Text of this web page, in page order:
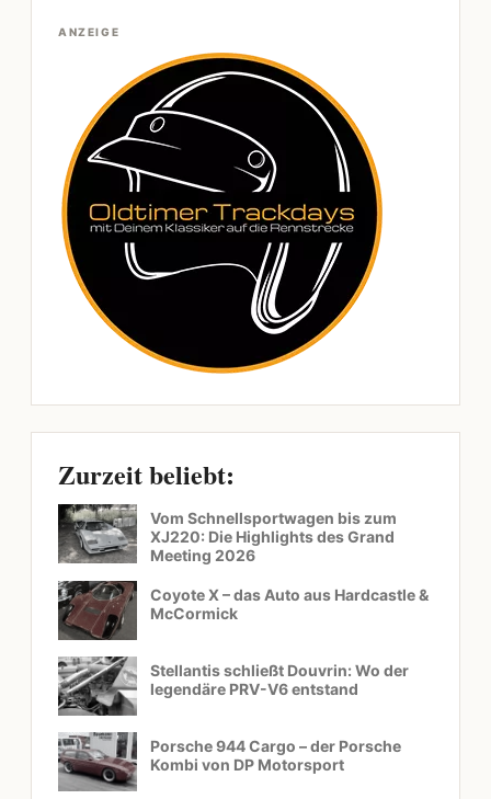
ANZEIGE
Zurzeit beliebt:
Vom Schnellsportwagen bis zum
XJ220: Die Highlights des Grand
Meeting 2026
Coyote X – das Auto aus Hardcastle &
McCormick
Stellantis schließt Douvrin: Wo der
legendäre PRV-V6 entstand
Porsche 944 Cargo – der Porsche
Kombi von DP Motorsport